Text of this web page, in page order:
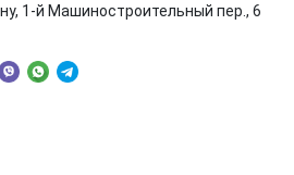
1-й Машиностроительный пер., 6